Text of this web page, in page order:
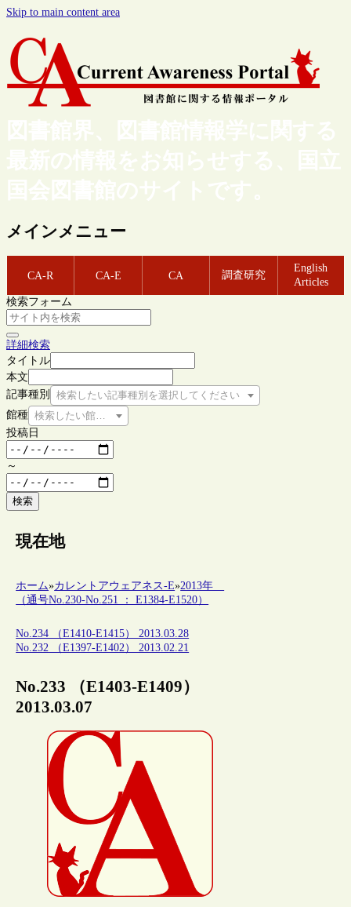
Skip to main content area
図書館界、図書館情報学に関する
最新の情報をお知らせする、国立
国会図書館のサイトです。
メインメニュー
CA-R CA-E CA 調査研究
English
Articles
検索フォーム
詳細検索
タイトル
本文
記事種別
検索したい記事種別を選択してください
館種 検索したい館種を選択してください
投稿日
～
検索
現在地
ホーム»カレントアウェアネス-E»2013年
（通号No.230-No.251 ： E1384-E1520）
No.234 （E1410-E1415） 2013.03.28
No.232 （E1397-E1402） 2013.02.21
No.233 （E1403-E1409）
2013.03.07